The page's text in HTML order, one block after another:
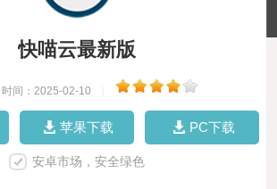
快喵云最新版
时间：2025-02-10
苹果下载 PC下载
安卓市场，安全绿色